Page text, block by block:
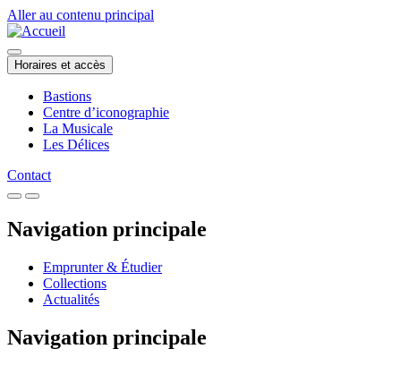
Aller au contenu principal
Horaires et accès
Bastions
Centre d’iconographie
La Musicale
Les Délices
Contact
Navigation principale
Emprunter & Étudier
Collections
Actualités
Navigation principale